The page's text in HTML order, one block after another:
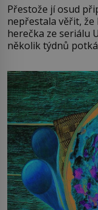
Přestože jí osud
nepřestala věřit, že bude
herečka ze seriálu
několik týdnů